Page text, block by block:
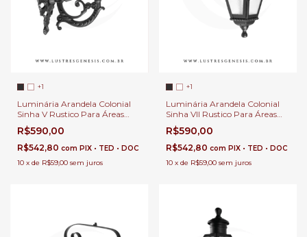
+1
Luminária Arandela Colonial
Sinha V Rustico Para Áreas
Externas de Casas e Sítios e
Fazendas - Incolustres o Linha
Sinha - 1513
R$590,00
R$542,80 com PIX • TED • DOC
10 x de R$59,00 sem juros
+1
Luminária Arandela Colonial
Sinha VII Rustico Para Áreas
Externas de Casas, Sítios e
Fazendas - Incolustres o Linha
Sinha - 1517
R$590,00
R$542,80 com PIX • TED • DOC
10 x de R$59,00 sem juros